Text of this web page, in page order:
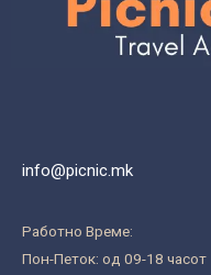
info@picnic.mk
Работно Време:
Пон-Петок: од 09-18 часот